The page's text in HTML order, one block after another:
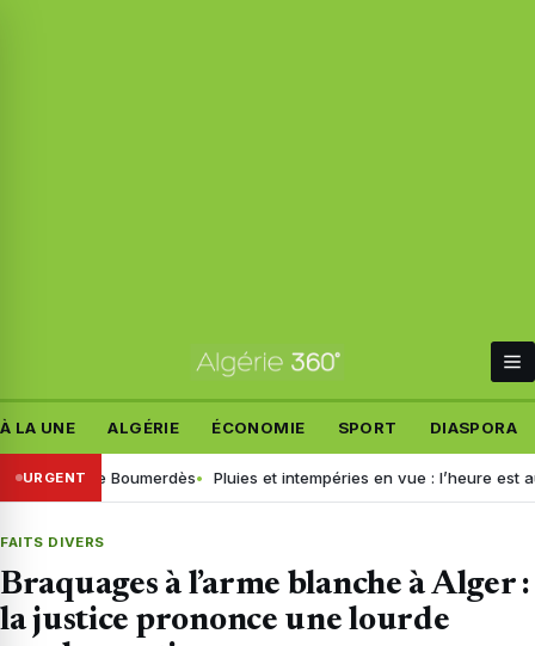
À LA UNE ALGÉRIE ÉCONOMIE SPORT DIASPORA
URGENT
Boumerdès Pluies et intempéries en vue : l’heure est au grand
FAITS DIVERS
Braquages à l’arme blanche à Alger :
la justice prononce une lourde